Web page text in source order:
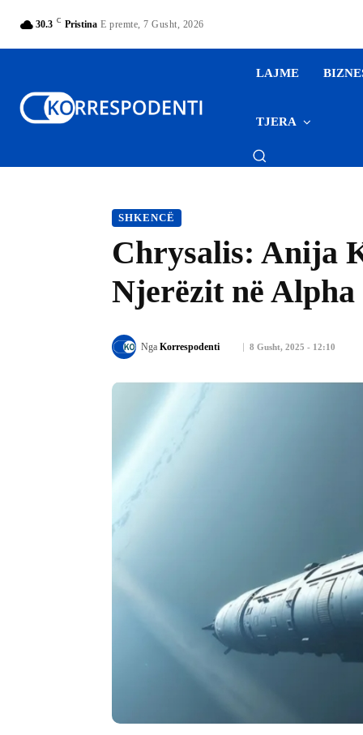
30.3 C Pristina E premte, 7 Gusht, 2026
LAJME
TJERA
SHKENCË
Chrysalis: Anija
Njerëzit në
8 Gusht, 2025 - 12:10
Nga Korrespodenti